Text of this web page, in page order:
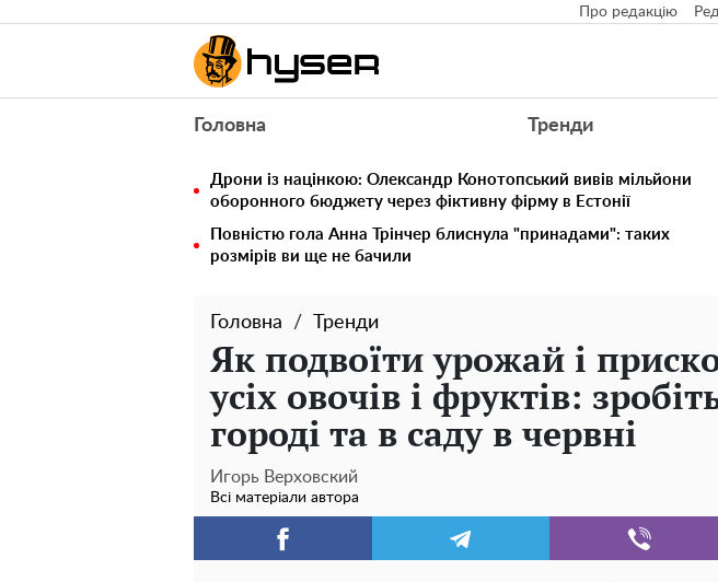
Про редакцію
Головна Тренди
Дрони із націнкою: Олександр Конотопський вивів мільйони
оборонного бюджету через фіктивну фірму в Естонії
Повністю гола Анна Трінчер блиснула "принадами": таких
розмірів ви ще не бачили
Головна Тренди
Як подвоїти урожай і
усіх овочів і фруктів:
городі та в саду в червні
Игорь Верховский
Всі матеріали автора